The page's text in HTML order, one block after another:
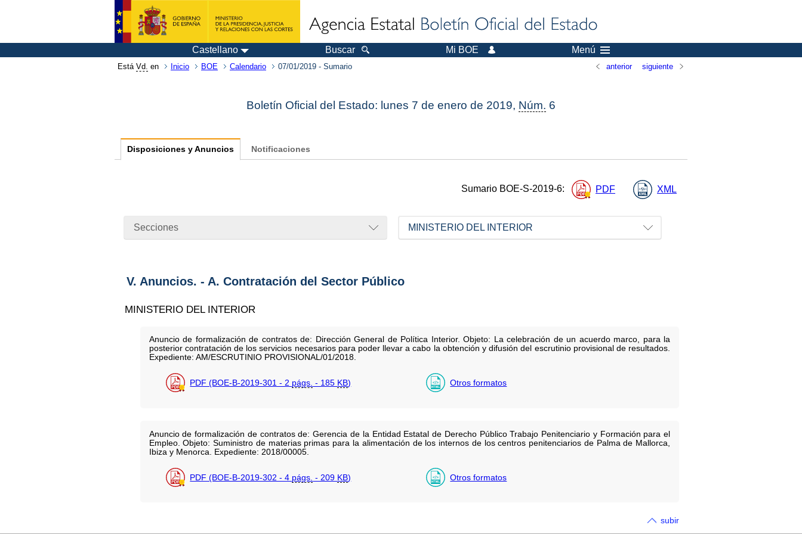
Castellano Buscar Mi BOE Menú
Está Vd. en Inicio BOE Calendario 07/01/2019 - Sumario anterior siguiente
Boletín Oficial del Estado: lunes 7 de enero de 2019, Núm. 6
Disposiciones y Anuncios Notificaciones
Sumario BOE-S-2019-6: PDF XML
Secciones MINISTERIO DEL INTERIOR
V. Anuncios. - A. Contratación del Sector Público
MINISTERIO DEL INTERIOR
Anuncio de formalización de contratos de: Dirección General de Política Interior. Objeto: La celebración de un acuerdo marco, para la
posterior contratación de los servicios necesarios para poder llevar a cabo la obtención y difusión del escrutinio provisional de resultados.
Expediente: AM/ESCRUTINIO PROVISIONAL/01/2018.
PDF (BOE-B-2019-301 - 2 págs. - 185 KB) Otros formatos
Anuncio de formalización de contratos de: Gerencia de la Entidad Estatal de Derecho Público Trabajo Penitenciario y Formación para el
Empleo. Objeto: Suministro de materias primas para la alimentación de los internos de los centros penitenciarios de Palma de Mallorca,
Ibiza y Menorca. Expediente: 2018/00005.
PDF (BOE-B-2019-302 - 4 págs. - 209 KB) Otros formatos
subir